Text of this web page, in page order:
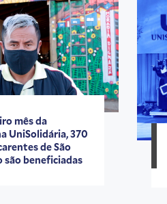
mês da
UniSolidária, 370
de São
são beneficiadas